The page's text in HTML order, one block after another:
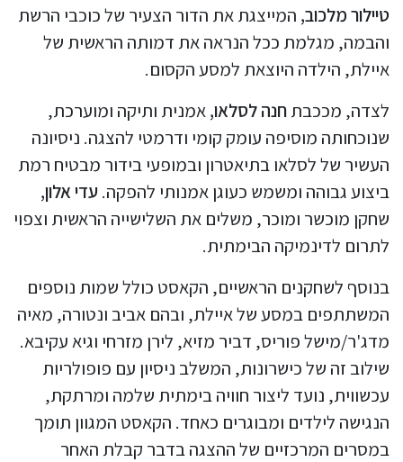
טיילור מלכוב, המייצגת את הדור הצעיר של כוכבי הרשת
והבמה, מגלמת ככל הנראה את דמותה הראשית של
איילת, הילדה היוצאת למסע הקסום.
לצדה, מככבתחנה לסלאו,אמנית ותיקה ומוערכת,
שנוכחותה מוסיפה עומק קומי ודרמטי להצגה. ניסיונה
העשיר של לסלאו בתיאטרון ובמופעי בידור מבטיח רמת
ביצוע גבוהה ומשמש כעוגן אמנותי להפקה.עדי אלון,
שחקן מוכשר ומוכר, משלים את השלישייה הראשית וצפוי
לתרום לדינמיקה הבימתית.
בנוסף לשחקנים הראשיים, הקאסט כולל שמות נוספים
המשתתפים במסע של איילת, ובהם אביב ונטורה, מאיה
מדג'ר/מישל פוריס, דביר מזיא, לירן מזרחי וגיא עקיבא.
שילוב זה של כישרונות, המשלב ניסיון עם פופולריות
עכשווית, נועד ליצור חוויה בימתית שלמה ומרתקת,
הנגישה לילדים ומבוגרים כאחד. הקאסט המגוון תומך
במסרים המרכזיים של ההצגה בדבר קבלת האחר